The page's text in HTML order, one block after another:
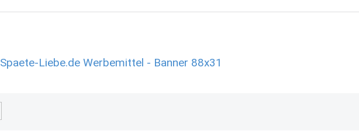
Spaete-Liebe.de Werbemittel - Banner 88x31